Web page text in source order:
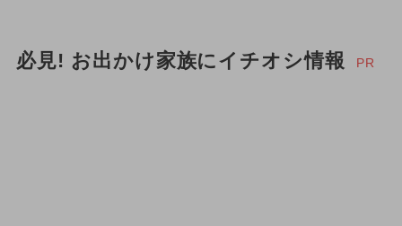
必見! お出かけ家族にイチオシ情報 PR